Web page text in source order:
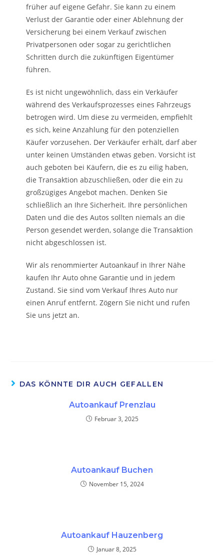
früher auf eigene Gefahr. Sie kann zu einem
Verlust der Garantie oder einer Ablehnung der
Versicherung bei einem Verkauf zwischen
Privatpersonen oder sogar zu gerichtlichen
Schritten durch die zukünftigen Eigentümer
führen.
Es ist nicht ungewöhnlich, dass ein Verkäufer
während des Verkaufsprozesses eines Fahrzeugs
betrogen wird. Um diese zu vermeiden, empfiehlt
es sich, keine Anzahlung für den potenziellen
Käufer vorzusehen. Der Verkäufer erhält, darf aber
unter keinen Umständen etwas geben. Vorsicht ist
auch geboten bei Käufern, die es zu eilig haben,
die Transaktion abzuschließen, oder die ein zu
großzügiges Angebot machen. Denken Sie
schließlich an Ihre Sicherheit. Ihre persönlichen
Daten und die des Autos sollten niemals an die
Person gesendet werden, solange die Transaktion
nicht abgeschlossen ist.
Wir als renommierter Autoankauf in Ihrer Nähe
kaufen Ihr Auto ohne Garantie und in jedem
Zustand. Sie sind vom Verkauf Ihres Auto nur
einen Anruf entfernt. Zögern Sie nicht und rufen
Sie uns jetzt an.
DAS KÖNNTE DIR AUCH GEFALLEN
Autoankauf Prenzlau
Februar 3, 2025
Autoankauf Buchen
November 15, 2024
Autoankauf Hauzenberg
Januar 8, 2025